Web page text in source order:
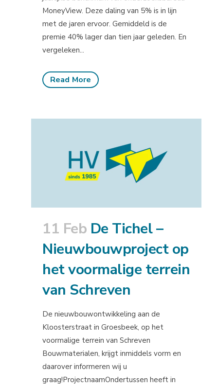
MoneyView. Deze daling van 5% is in lijn
met de jaren ervoor. Gemiddeld is de
premie 40% lager dan tien jaar geleden. En
vergeleken...
Read More
11 Feb De Tichel –
Nieuwbouwproject op
het voormalige terrein
van Schreven
De nieuwbouwontwikkeling aan de
Kloosterstraat in Groesbeek, op het
voormalige terrein van Schreven
Bouwmaterialen, krijgt inmiddels vorm en
daarover informeren wij u
graag!ProjectnaamOndertussen heeft in